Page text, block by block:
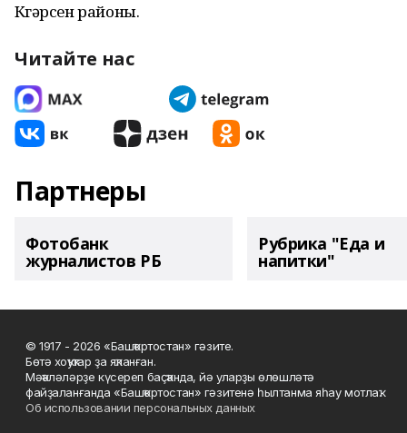
Күгәрсен районы.
Читайте нас
Партнеры
Фотобанк
журналистов РБ
Рубрика "Еда и
напитки"
© 1917 - 2026 «Башҡортостан» гәзите.
Бөтә хоҡуҡтар ҙа яҡланған.
Мәҡәләләрҙе күсереп баҫҡанда, йә уларҙы өлөшләтә
файҙаланғанда «Башҡортостан» гәзитенә һылтанма яһау мотлаҡ.
Об использовании персональных данных